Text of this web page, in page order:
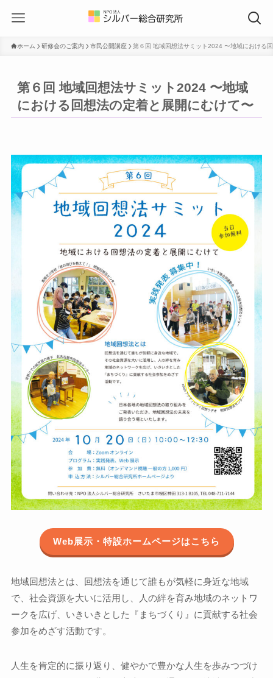
ホーム 研修会のご案内 市民公開講座 第６回 地域回想法サミット2024 〜地域における
第６回 地域回想法サミット2024 〜地域
における回想法の定着と展開にむけて〜
Web展示・特設ホームページはこちら
地域回想法とは、回想法を通じて誰もが気軽に身近な地域
で、社会資源を大いに活用し、人の絆を育み地域のネットワ
ークを広げ、いきいきとした『まちづくり』に貢献する社会
参加をめざす活動です。
人生を肯定的に振り返り、健やかで豊かな人生を歩みつづけ